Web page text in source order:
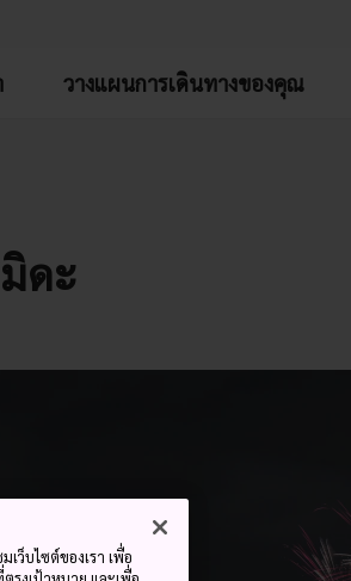
วางแผนการเดินทางของคุณ
ดะ
ว็บไซต์ของเรา เพื่อ